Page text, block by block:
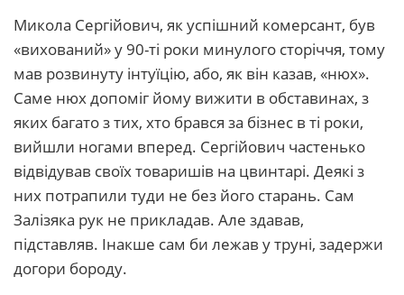
Микола Сергійович, як успішний комерсант, був
«вихований» у 90-ті роки минулого сторіччя, тому
мав розвинуту інтуїцію, або, як він казав, «нюх».
Саме нюх допоміг йому вижити в обставинах, з
яких багато з тих, хто брався за бізнес в ті роки,
вийшли ногами вперед. Сергійович частенько
відвідував своїх товаришів на цвинтарі. Деякі з
них потрапили туди не без його старань. Сам
Залізяка рук не прикладав. Але здавав,
підставляв. Інакше сам би лежав у труні, задержи
догори бороду.